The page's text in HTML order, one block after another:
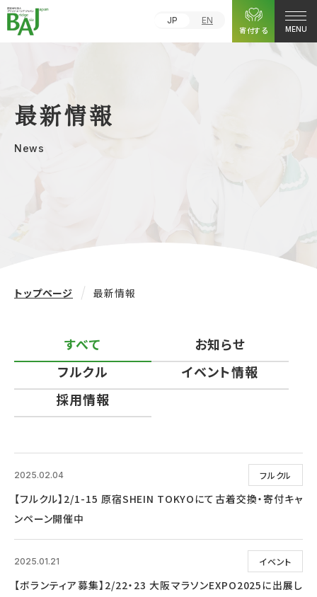
JP
EN
寄付する
MENU
最新情報
News
トップページ 最新情報
すべて
お知らせ
フルクル
イベント情報
採用情報
フルクル
2025.02.04
【フルクル】2/1-15 原宿SHEIN TOKYOにて古着交換・寄付キャ
ンペーン開催中
イベント
2025.01.21
【ボランティア募集】2/22・23 大阪マラソンEXPO2025に出展し